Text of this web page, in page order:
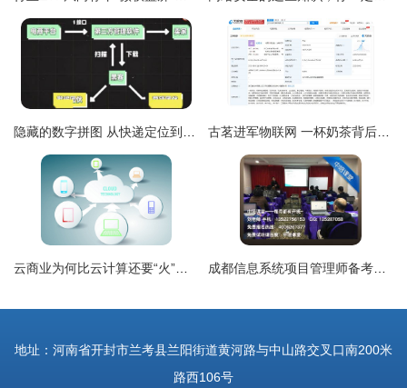
地址：河南省开封市兰考县兰阳街道黄河路与中山路交叉口南200米
路西106号